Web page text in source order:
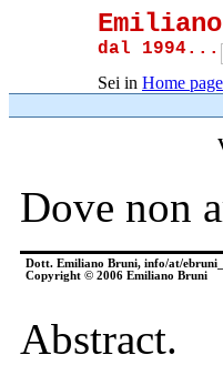
dal 1994...
Sei in Home page
Dove non
Dott. Emiliano Bruni, info/at/
Copyright © 2006 Emiliano Bruni
Abstract.